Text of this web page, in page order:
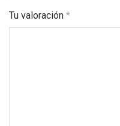
Tu valoración *